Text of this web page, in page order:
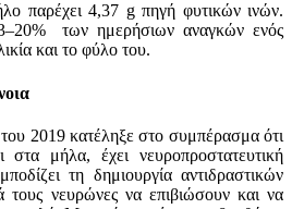
παρέχει 4,37 g πηγή φυτικών ινών.
των ημερήσιων αναγκών ενός
και το φύλο του.
2019 κατέληξε στο συμπέρασμα ότι
στα μήλα, έχει νευροπροστατευτική
τη δημιουργία αντιδραστικών
τους νευρώνες να επιβιώσουν και να